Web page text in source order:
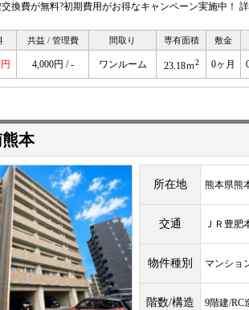
換費が無料?初期費用がお得なキャンペーン実施中！
共益 / 管理費 間取り 専有面積 敷金
4,000円 / - ワンルーム 23.18ｍ2 0ヶ月
本
所在地 熊本県熊
交通 ＪＲ豊
物件種別 マンショ
階数/構造 9階建/RC